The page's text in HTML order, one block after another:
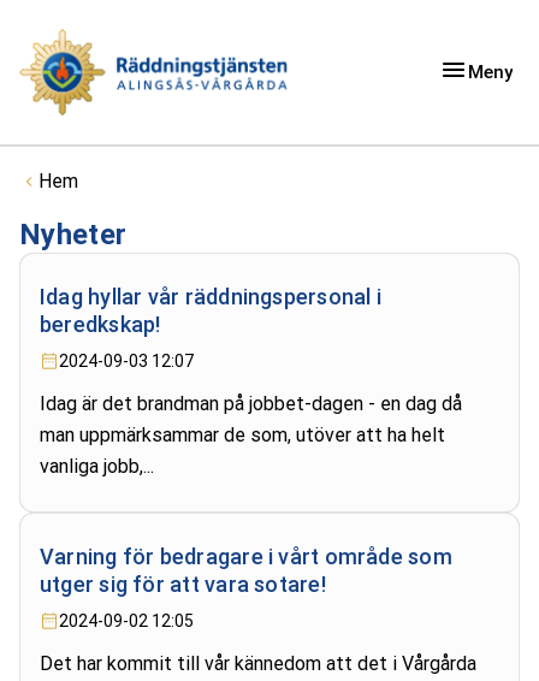
Meny
Du är här:
Hem
Nyheter
Idag hyllar vår räddningspersonal i
beredkskap!
2024-09-03 12:07
Idag är det brandman på jobbet-dagen - en dag då
man uppmärksammar de som, utöver att ha helt
vanliga jobb,...
Varning för bedragare i vårt område som
utger sig för att vara sotare!
2024-09-02 12:05
Det har kommit till vår kännedom att det i Vårgårda